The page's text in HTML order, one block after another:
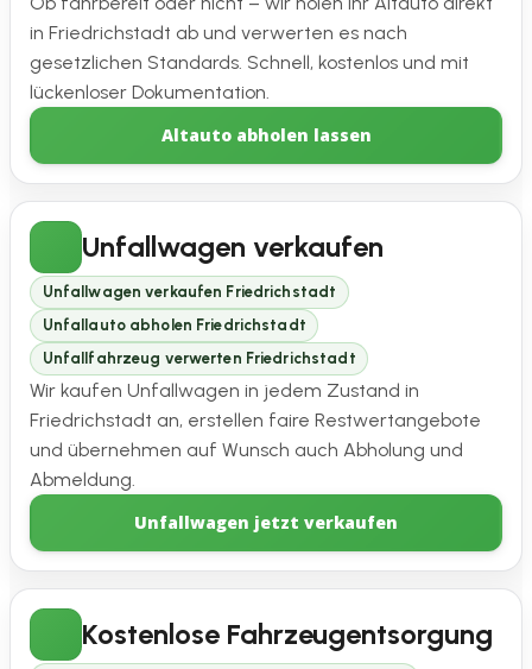
in Friedrichstadt ab und verwerten es nach
gesetzlichen Standards. Schnell, kostenlos und mit
lückenloser Dokumentation.
Altauto abholen lassen
Unfallwagen verkaufen
Unfallwagen verkaufen Friedrichstadt
Unfallauto abholen Friedrichstadt
Unfallfahrzeug verwerten Friedrichstadt
Wir kaufen Unfallwagen in jedem Zustand in
Friedrichstadt an, erstellen faire Restwertangebote
und übernehmen auf Wunsch auch Abholung und
Abmeldung.
Unfallwagen jetzt verkaufen
Kostenlose Fahrzeugentsorgung